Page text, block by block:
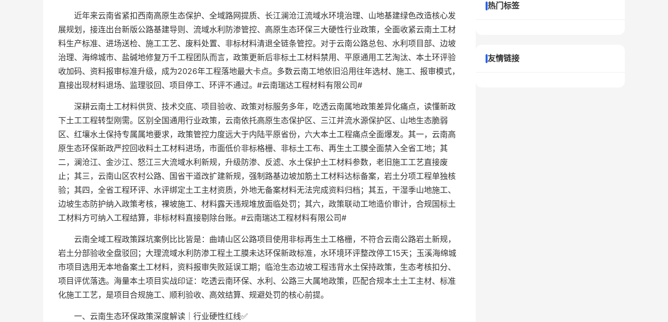
近年来云南省紧扣西南高原生态保护、全域路网提质、长江澜沧江流域水环境治理、山地基建绿色改造核心发
展规划，接连出台新版公路基建导则、流域水利防渗管控、高原生态环保三大硬性行业政策，全面收紧云南土工材
料生产标准、进场送检、施工工艺、废料处置、非标材料清退全链条管控。对于云南公路总包、水利项目部、边坡
治理、海绵城市、盐碱地修复万千工程团队而言，政策更新后非标土工材料禁用、平原通用工艺淘汰、本土环评验
收加码、资料报审标准升级，成为2026年工程落地最大卡点。多数云南工地依旧沿用往年选材、施工、报审模式，
直接出现材料退场、监理驳回、项目停工、环评不通过。#云南瑞达工程材料有限公司#
深耕云南土工材料供货、技术交底、项目验收、政策对标服务多年，吃透云南属地政策差异化痛点，读懂新政
下土工工程转型刚需。区别全国通用行业政策，云南依托高原生态保护区、三江并流水源保护区、山地生态脆弱
区、红壤水土保持专属属地要求，政策管控力度远大于内陆平原省份，六大本土工程痛点全面爆发。其一，云南高
原生态环保新政严控回收料土工材料进场，市面低价非标格栅、非标土工布、再生土工膜全面禁入全省工地；其
二，澜沧江、金沙江、怒江三大流域水利新规，升级防渗、反滤、水土保护土工材料参数，老旧施工工艺直接废
止；其三，云南山区农村公路、国省干道改扩建新规，强制路基边坡加筋土工材料达标备案，岩土分项工程单独核
验；其四，全省工程环评、水评绑定土工主材资质，外地无备案材料无法完成资料归档；其五，干湿季山地施工、
边坡生态防护纳入政策考核，裸坡施工、材料露天违规堆放面临处罚；其六，政策联动工地造价审计，合规国标土
工材料方可纳入工程结算，非标材料直接剔除台账。#云南瑞达工程材料有限公司#
云南全域工程政策踩坑案例比比皆是：曲靖山区公路项目使用非标再生土工格栅，不符合云南公路岩土新规，
岩土分部验收全盘驳回；大理流域水利防渗工程土工膜未达环保新政标准，水环境环评整改停工15天；玉溪海绵城
市项目选用无本地备案土工材料，资料报审失败延误工期；临沧生态边坡工程违背水土保持政策，生态考核扣分、
项目评优落选。海量本土项目实战印证：吃透云南环保、水利、公路三大属地政策，匹配合规本土土工主材、标准
化施工工艺，是项目合规施工、顺利验收、高效结算、规避处罚的核心前提。
一、云南生态环保政策深度解读｜行业硬性红线✅
热门标签
友情链接